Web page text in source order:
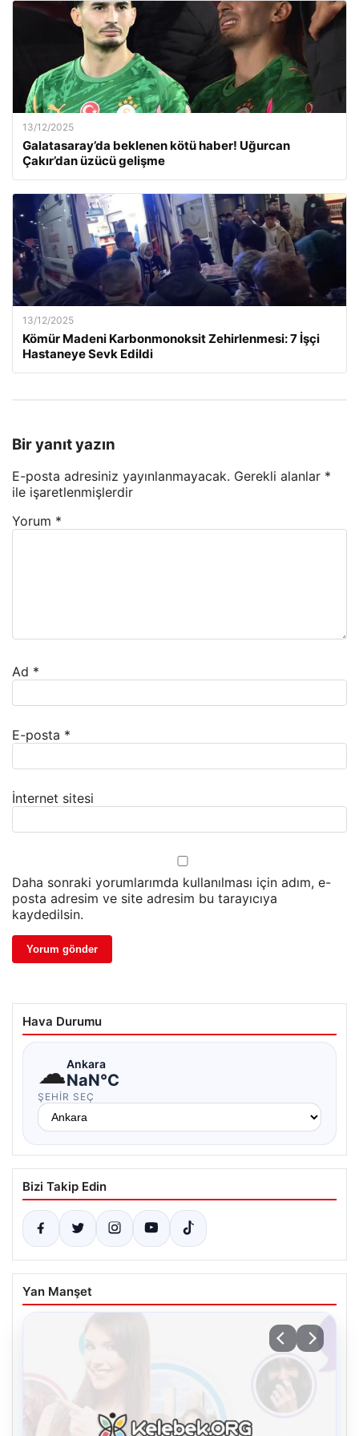
13/12/2025
Galatasaray’da beklenen kötü haber! Uğurcan
Çakır’dan üzücü gelişme
13/12/2025
Kömür Madeni Karbonmonoksit Zehirlenmesi: 7 İşçi
Hastaneye Sevk Edildi
Bir yanıt yazın
E-posta adresiniz yayınlanmayacak. Gerekli alanlar *
ile işaretlenmişlerdir
Yorum *
Ad *
E-posta *
İnternet sitesi
Daha sonraki yorumlarımda kullanılması için adım, e-
posta adresim ve site adresim bu tarayıcıya
kaydedilsin.
Hava Durumu
☁Ankara
NaN°C
ŞEHIR SEÇ
Bizi Takip Edin
Yan Manşet